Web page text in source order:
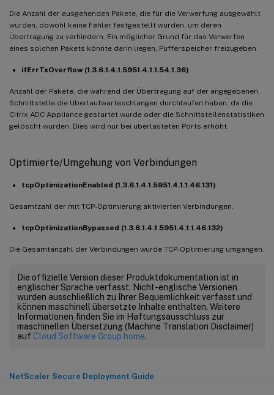
Die Anzahl der ausgehenden Pakete, die für die Verwerfung ausgewählt
wurden, obwohl keine Fehler festgestellt wurden, um deren
Übertragung zu verhindern. Ein möglicher Grund für das Verwerfen
eines solchen Pakets könnte darin liegen, Pufferspeicher freizugeben.
ifErrTxOverflow (1.3.6.1.4.1.5951.4.1.1.54.1.36)
Anzahl der Pakete, die während der Übertragung auf der angegebenen
Schnittstelle die Überlaufwarteschlangen durchlaufen haben, da die
Citrix ADC Appliance gestartet wurde oder die Schnittstellenstatistiken
gelöscht wurden. Dies wird nur bei überlasteten Ports erhöht.
Optimierte/Umgehung von Verbindungen
tcpOptimizationEnabled (1.3.6.1.4.1.5951.4.1.1.46.131)
Gesamtzahl der mit TCP-Optimierung aktivierten Verbindungen.
tcpOptimizationBypassed (1.3.6.1.4.1.5951.4.1.1.46.132)
Die Gesamtanzahl der Verbindungen wurde TCP-Optimierung umgangen.
Die offizielle Version dieser Produktdokumentation ist in
englischer Sprache verfasst. Nicht-englische Versionen
wurden ausschließlich zu Ihrer Bequemlichkeit verfasst und
können maschinell übersetzte Inhalte enthalten. Weitere
Informationen finden Sie im Haftungsausschluss zur
maschinellen Übersetzung (Machine Translation Disclaimer)
auf Cloud Software Group home.
NetScaler Secure Deployment Guide